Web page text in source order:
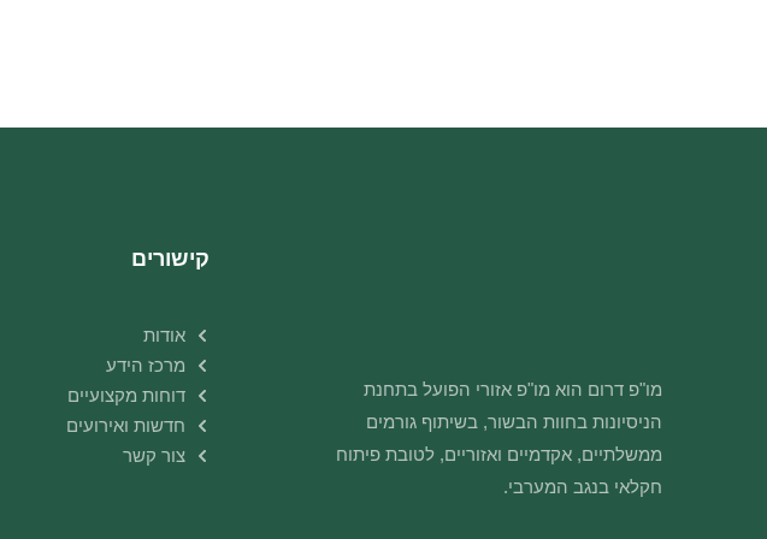
מו"פ דרום הוא מו"פ אזורי הפועל בתחנת
הניסיונות בחוות הבשור, בשיתוף גורמים
ממשלתיים, אקדמיים ואזוריים, לטובת פיתוח
חקלאי בנגב המערבי.
קישורים
אודות
מרכז הידע
דוחות מקצועיים
חדשות ואירועים
צור קשר